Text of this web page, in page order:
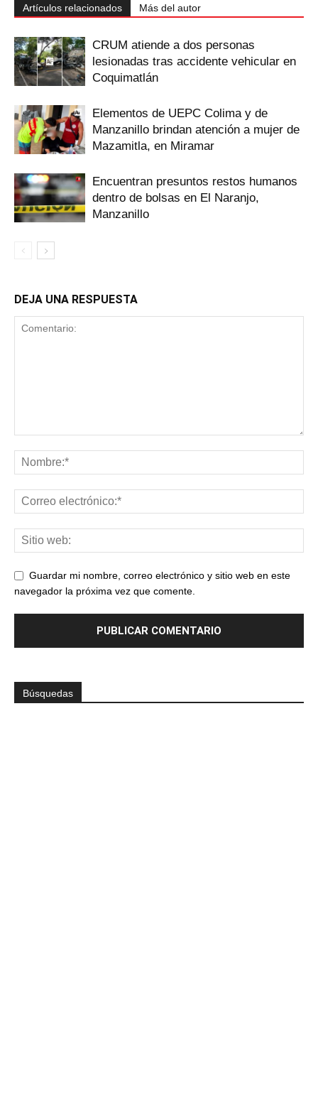
Artículos relacionados Más del autor
CRUM atiende a dos personas
lesionadas tras accidente vehicular en
Coquimatlán
Elementos de UEPC Colima y de
Manzanillo brindan atención a mujer de
Mazamitla, en Miramar
Encuentran presuntos restos humanos
dentro de bolsas en El Naranjo,
Manzanillo
DEJA UNA RESPUESTA
Guardar mi nombre, correo electrónico y sitio web en este
navegador la próxima vez que comente.
Búsquedas